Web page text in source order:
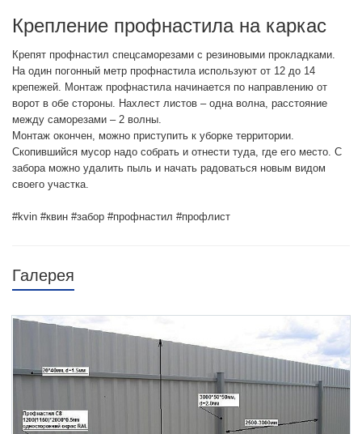
Крепление профнастила на каркас
Крепят профнастил спецсаморезами с резиновыми прокладками.
На один погонный метр профнастила используют от 12 до 14
крепежей. Монтаж профнастила начинается по направлению от
ворот в обе стороны. Нахлест листов – одна волна, расстояние
между саморезами – 2 волны.
Монтаж окончен, можно приступить к уборке территории.
Скопившийся мусор надо собрать и отнести туда, где его место. С
забора можно удалить пыль и начать радоваться новым видом
своего участка.
#kvin #квин #забор #профнастил #профлист
Галерея